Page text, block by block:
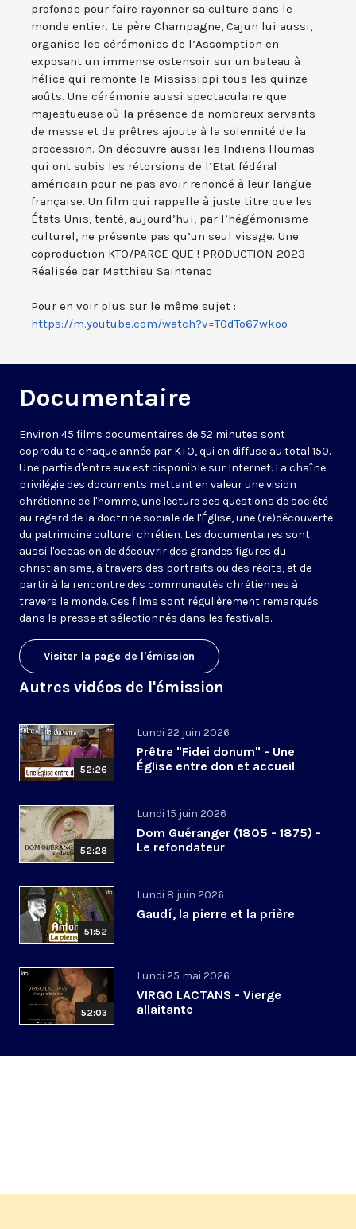
profonde pour faire rayonner sa culture dans le
monde entier. Le père Champagne, Cajun lui aussi,
organise les cérémonies de l’Assomption en
exposant un immense ostensoir sur un bateau à
hélice qui remonte le Mississippi tous les quinze
aoûts. Une cérémonie aussi spectaculaire que
majestueuse où la présence de nombreux servants
de messe et de prêtres ajoute à la solennité de la
procession. On découvre aussi les Indiens Houmas
qui ont subis les rétorsions de l’Etat fédéral
américain pour ne pas avoir renoncé à leur langue
française. Un film qui rappelle à juste titre que les
États-Unis, tenté, aujourd’hui, par l’hégémonisme
culturel, ne présente pas qu’un seul visage. Une
coproduction KTO/PARCE QUE ! PRODUCTION 2023 -
Réalisée par Matthieu Saintenac
https://m.youtube.com/watch?v=T0dTo67wkoo
Documentaire
Environ 45 films documentaires de 52 minutes sont
coproduits chaque année par KTO, qui en diffuse au total 150.
Une partie d'entre eux est disponible sur Internet. La chaîne
privilégie des documents mettant en valeur une vision
chrétienne de l'homme, une lecture des questions de société
au regard de la doctrine sociale de l'Église, une (re)découverte
du patrimoine culturel chrétien. Les documentaires sont
aussi l'occasion de découvrir des grandes figures du
christianisme, à travers des portraits ou des récits, et de
partir à la rencontre des communautés chrétiennes à
travers le monde. Ces films sont régulièrement remarqués
dans la presse et sélectionnés dans les festivals.
Visiter la page de l'émission
Autres vidéos de l'émission
52:26
Lundi 22 juin 2026
Prêtre "Fidei donum" - Une
Église entre don et accueil
52:28
Lundi 15 juin 2026
Dom Guéranger (1805 - 1875) -
Le refondateur
51:52
Lundi 8 juin 2026
Gaudí, la pierre et la prière
52:03
Lundi 25 mai 2026
VIRGO LACTANS - Vierge
allaitante